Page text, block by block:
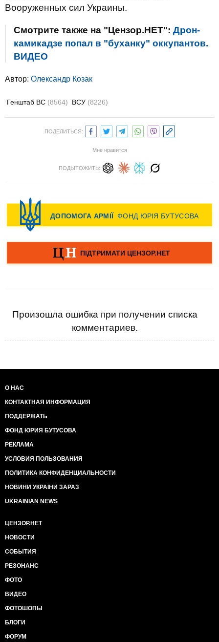
Вооруженных сил Украины.
Смотрите также на "Цензор.НЕТ": Дрон-
камикадзе попал в "буханку" оккупантов.
ВИДЕО
Автор: Олександр Козак
Генштаб ВС (8564) ВСУ (8226)
ПОДЕЛИТЬСЯ:
Мне нравится
ПОДЫТОЖИТЬ:
Произошла ошибка при получении списка
комментариев.
О НАС
КОНТАКТНАЯ ИНФОРМАЦИЯ
ПОДДЕРЖАТЬ
ФОНД ЮРИЯ БУТУСОВА
РЕКЛАМА
УСЛОВИЯ ПОЛЬЗОВАНИЯ
ПОЛИТИКА КОНФИДЕНЦИАЛЬНОСТИ
НОВИНИ УКРАЇНИ ЗАРАЗ
UKRAINIAN NEWS
ЦЕНЗОР.НЕТ
НОВОСТИ
СОБЫТИЯ
РЕЗОНАНС
ФОТО
ВИДЕО
ФОТОШОПЫ
БЛОГИ
ФОРУМ